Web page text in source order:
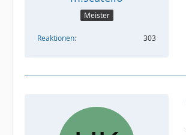
Meister
Reaktionen 303